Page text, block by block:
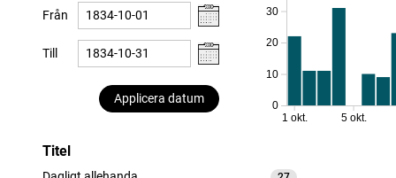
Från
Till
Applicera datum
0
10
20
30
1 okt. 5 okt.
Titel